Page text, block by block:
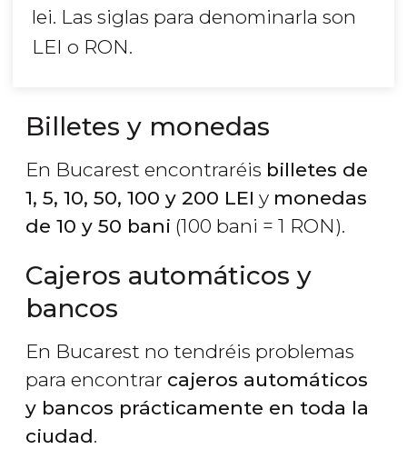
lei. Las siglas para denominarla son
LEI o RON.
Billetes y monedas
En Bucarest encontraréis billetes de
1, 5, 10, 50, 100 y 200 LEI y monedas
de 10 y 50 bani (100 bani = 1 RON).
Cajeros automáticos y
bancos
En Bucarest no tendréis problemas
para encontrar cajeros automáticos
y bancos prácticamente en toda la
ciudad.